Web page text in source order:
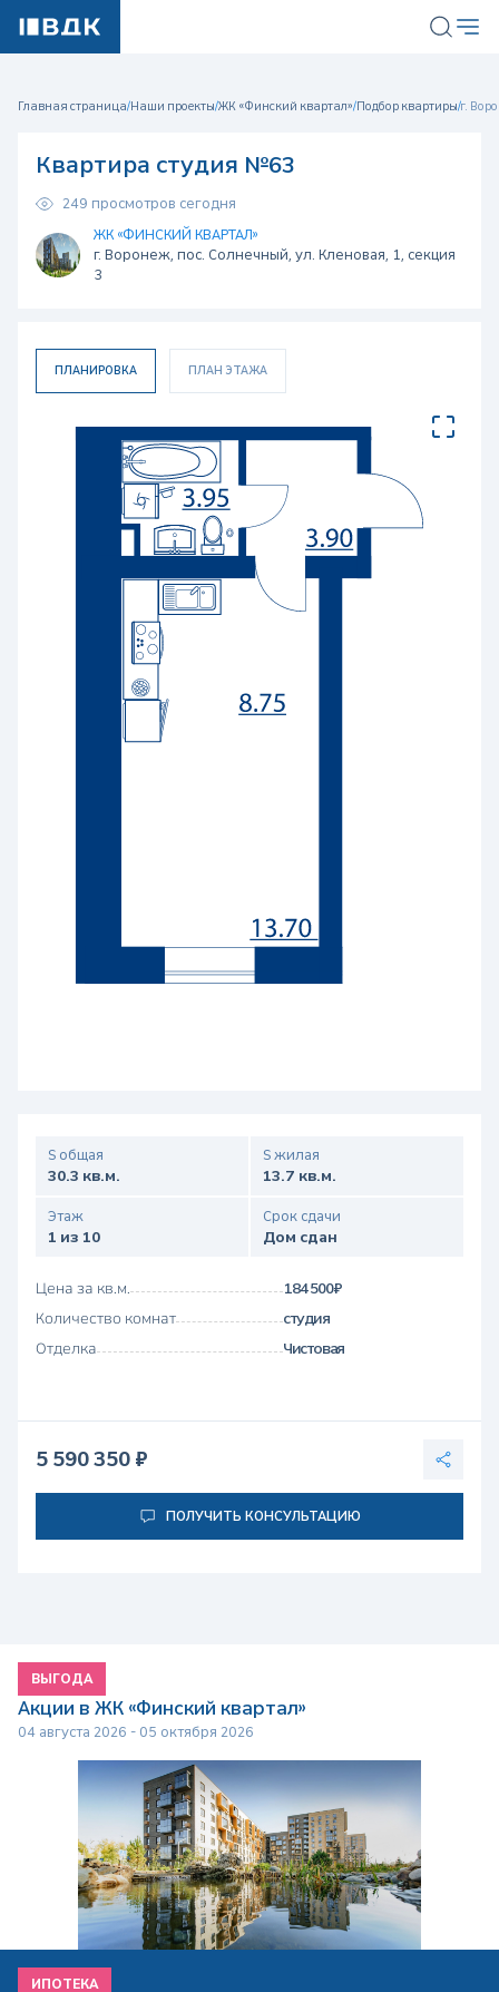
Главная страница/Наши проекты/ЖК «Финский квартал»/Подбор квартиры/г.
Квартира студия №63
249 просмотров сегодня
ЖК «ФИНСКИЙ КВАРТАЛ»
г. Воронеж, пос. Солнечный, ул. Кленовая, 1, секция
3
ПЛАНИРОВКА ПЛАН ЭТАЖА
S общая
30.3 кв.м.
S жилая
13.7 кв.м.
Этаж
1 из 10
Срок сдачи
Дом сдан
Цена за кв.м.
184 500 ₽
Количество комнат
студия
Отделка
Чистовая
5 590 350 ₽
ПОЛУЧИТЬ КОНСУЛЬТАЦИЮ
ВЫГОДА
Акции в ЖК «Финский квартал»
04 августа 2026 - 05 октября 2026
ИПОТЕКА